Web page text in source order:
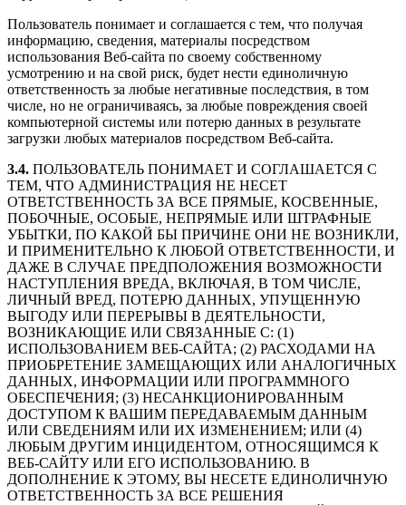
Пользователь понимает и соглашается с тем, что получая
информацию, сведения, материалы посредством
использования Веб-сайта по своему собственному
усмотрению и на свой риск, будет нести единоличную
ответственность за любые негативные последствия, в том
числе, но не ограничиваясь, за любые повреждения своей
компьютерной системы или потерю данных в результате
загрузки любых материалов посредством Веб-сайта.
3.4. ПОЛЬЗОВАТЕЛЬ ПОНИМАЕТ И СОГЛАШАЕТСЯ С
ТЕМ, ЧТО АДМИНИСТРАЦИЯ НЕ НЕСЕТ
ОТВЕТСТВЕННОСТЬ ЗА ВСЕ ПРЯМЫЕ, КОСВЕННЫЕ,
ПОБОЧНЫЕ, ОСОБЫЕ, НЕПРЯМЫЕ ИЛИ ШТРАФНЫЕ
УБЫТКИ, ПО КАКОЙ БЫ ПРИЧИНЕ ОНИ НЕ ВОЗНИКЛИ,
И ПРИМЕНИТЕЛЬНО К ЛЮБОЙ ОТВЕТСТВЕННОСТИ, И
ДАЖЕ В СЛУЧАЕ ПРЕДПОЛОЖЕНИЯ ВОЗМОЖНОСТИ
НАСТУПЛЕНИЯ ВРЕДА, ВКЛЮЧАЯ, В ТОМ ЧИСЛЕ,
ЛИЧНЫЙ ВРЕД, ПОТЕРЮ ДАННЫХ, УПУЩЕННУЮ
ВЫГОДУ ИЛИ ПЕРЕРЫВЫ В ДЕЯТЕЛЬНОСТИ,
ВОЗНИКАЮЩИЕ ИЛИ СВЯЗАННЫЕ С: (1)
ИСПОЛЬЗОВАНИЕМ ВЕБ-САЙТА; (2) РАСХОДАМИ НА
ПРИОБРЕТЕНИЕ ЗАМЕЩАЮЩИХ ИЛИ АНАЛОГИЧНЫХ
ДАННЫХ, ИНФОРМАЦИИ ИЛИ ПРОГРАММНОГО
ОБЕСПЕЧЕНИЯ; (3) НЕСАНКЦИОНИРОВАННЫМ
ДОСТУПОМ К ВАШИМ ПЕРЕДАВАЕМЫМ ДАННЫМ
ИЛИ СВЕДЕНИЯМ ИЛИ ИХ ИЗМЕНЕНИЕМ; ИЛИ (4)
ЛЮБЫМ ДРУГИМ ИНЦИДЕНТОМ, ОТНОСЯЩИМСЯ К
ВЕБ-САЙТУ ИЛИ ЕГО ИСПОЛЬЗОВАНИЮ. В
ДОПОЛНЕНИЕ К ЭТОМУ, ВЫ НЕСЕТЕ ЕДИНОЛИЧНУЮ
ОТВЕТСТВЕННОСТЬ ЗА ВСЕ РЕШЕНИЯ